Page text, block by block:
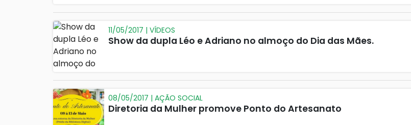
11/05/2017 | VÍDEOS
Show da dupla Léo e Adriano no almoço do Dia das Mães.
08/05/2017 | AÇÃO SOCIAL
Diretoria da Mulher promove Ponto do Artesanato